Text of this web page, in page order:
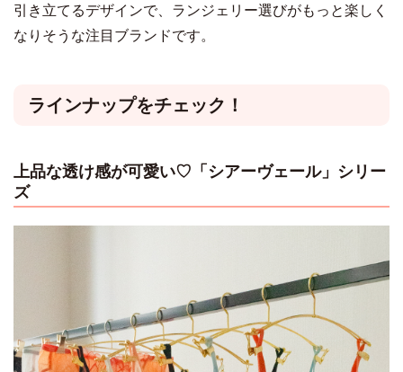
引き立てるデザインで、ランジェリー選びがもっと楽しく
なりそうな注目ブランドです。
ラインナップをチェック！
上品な透け感が可愛い♡「シアーヴェール」シリー
ズ